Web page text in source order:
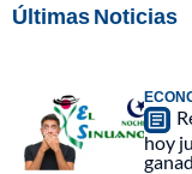
Últimas Noticias
hoy